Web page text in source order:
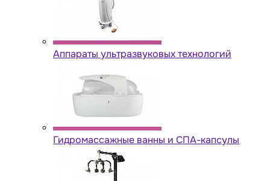
Аппараты ультразвуковых технологий
Гидромассажные ванны и СПА-капсулы